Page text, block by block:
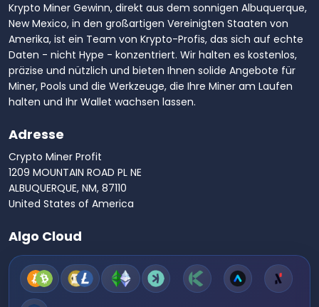
Krypto Miner Gewinn, direkt aus dem sonnigen Albuquerque,
New Mexico, in den großartigen Vereinigten Staaten von
Amerika, ist ein Team von Krypto-Profis, das sich auf echte
Daten - nicht Hype - konzentriert. Wir halten es kostenlos,
präzise und nützlich und bieten Ihnen solide Angebote für
Miner, Pools und die Werkzeuge, die Ihre Miner am Laufen
halten und Ihr Wallet wachsen lassen.
Adresse
Crypto Miner Profit
1209 MOUNTAIN ROAD PL NE
ALBUQUERQUE, NM, 87110
United States of America
Algo Cloud